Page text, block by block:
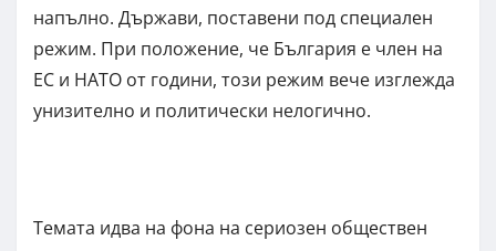
напълно. Държави, поставени под специален
режим. При положение, че България е член на
ЕС и НАТО от години, този режим вече изглежда
унизително и политически нелогично.
Темата идва на фона на сериозен обществен